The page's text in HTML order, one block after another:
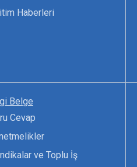
Haberleri
Belge
Cevap
ve Toplu İş